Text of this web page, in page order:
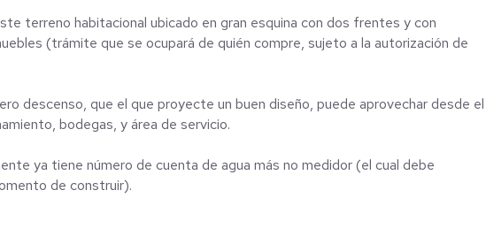
terreno habitacional ubicado en gran esquina con dos frentes y con
(trámite que se ocupará de quién compre, sujeto a la autorización de
descenso, que el que proyecte un buen diseño, puede aprovechar desde el
bodegas, y área de servicio.
ya tiene número de cuenta de agua más no medidor (el cual debe
de construir).